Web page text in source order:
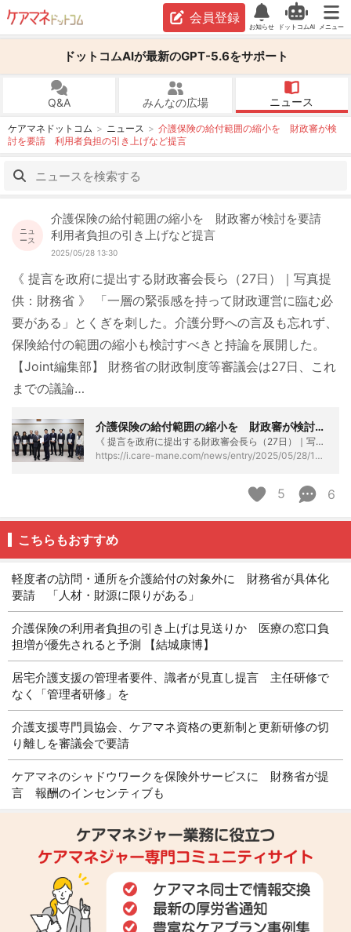
会員登録
お知らせ ドットコムAI メニュー
ドットコムAIが最新のGPT-5.6をサポート
Q&A みんなの広場 ニュース
ケアマネドットコム ニュース
介護保険の給付範囲の縮小を 財政審が検
討を要請 利用者負担の引き上げなど提言
ニュ
ース
介護保険の給付範囲の縮小を 財政審が検討を要請
利用者負担の引き上げなど提言
2025/05/28 13:30
《 提言を政府に提出する財政審会長ら（27日）｜写真提
供：財務省 》 「一層の緊張感を持って財政運営に臨む必
要がある」とくぎを刺した。介護分野への言及も忘れず、
保険給付の範囲の縮小も検討すべきと持論を展開した。
【Joint編集部】 財務省の財政制度等審議会は27日、これ
までの議論…
介護保険の給付範囲の縮小を 財政審が検討を要請 利用者負担の引き上げなど提言 - ケアマネタイムス
《 提言を政府に提出する財政審会長ら（27日）｜写真提供：財務省 》 「一層の緊張感を持って財政運営に臨む必要がある」とくぎを刺した。介護分野への言及も忘れず、保険給付の範囲の縮小も検討すべきと持論を展開した。【Joint編集部】 財務省の財政制度等審議会は27日、これまでの議論をまとめた提言（建議）を政府へ提出した。 今回のタイトルは、「激動の世界を見据えたあるべき財政運営」。国際社会が変わりゆく中で、日本経済を取り巻く環境もまた厳しさを増しているとして、財政健全化の重要性を次のように強調した。 「世界が揺れている今こそ、緊張感を持って正しい選択をしていくことが求められている」 介護分野をめ…
https://i.care-mane.com/news/entry/2025/05/28/133000
5 6
こちらもおすすめ
軽度者の訪問・通所を介護給付の対象外に 財務省が具体化
要請 「人材・財源に限りがある」
介護保険の利用者負担の引き上げは見送りか 医療の窓口負
担増が優先されると予測 【結城康博】
居宅介護支援の管理者要件、識者が見直し提言 主任研修で
なく「管理者研修」を
介護支援専門員協会、ケアマネ資格の更新制と更新研修の切
り離しを審議会で要請
ケアマネのシャドウワークを保険外サービスに 財務省が提
言 報酬のインセンティブも